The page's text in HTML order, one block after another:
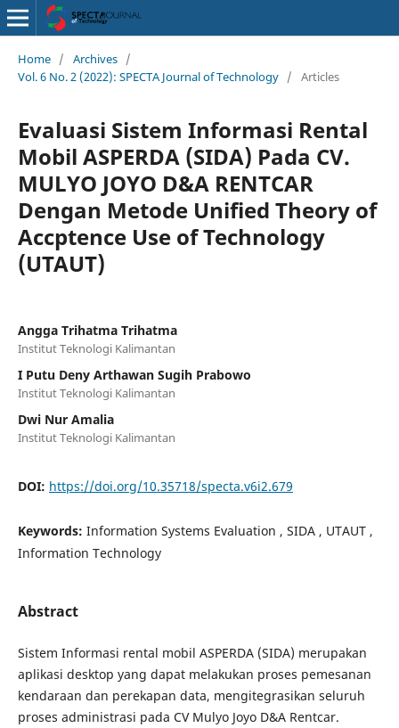
Home / Archives /
Vol. 6 No. 2 (2022): SPECTA Journal of Technology / Articles
Evaluasi Sistem Informasi Rental
Mobil ASPERDA (SIDA) Pada CV.
MULYO JOYO D&A RENTCAR
Dengan Metode Unified Theory of
Accptence Use of Technology
(UTAUT)
Angga Trihatma Trihatma
Institut Teknologi Kalimantan
I Putu Deny Arthawan Sugih Prabowo
Institut Teknologi Kalimantan
Dwi Nur Amalia
Institut Teknologi Kalimantan
DOI: https://doi.org/10.35718/specta.v6i2.679
Keywords: Information Systems Evaluation , SIDA , UTAUT ,
Information Technology
Abstract
Sistem Informasi rental mobil ASPERDA (SIDA) merupakan
aplikasi desktop yang dapat melakukan proses pemesanan
kendaraan dan perekapan data, mengitegrasikan seluruh
proses administrasi pada CV Mulyo Joyo D&A Rentcar.